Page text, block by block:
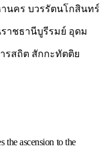
นคร บวรรัตนโกสินทร์
าชธานีบูรีรมย์ อุดม
รสถิต สักกะทัตติย
ascension to the